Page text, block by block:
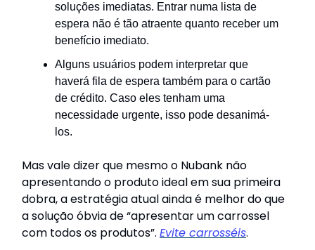
soluções imediatas. Entrar numa lista de
espera não é tão atraente quanto receber um
benefício imediato.
Alguns usuários podem interpretar que
haverá fila de espera também para o cartão
de crédito. Caso eles tenham uma
necessidade urgente, isso pode desanimá-
los.
Mas vale dizer que mesmo o Nubank não
apresentando o produto ideal em sua primeira
dobra, a estratégia atual ainda é melhor do que
a solução óbvia de “apresentar um carrossel
com todos os produtos”. Evite carrosséis.